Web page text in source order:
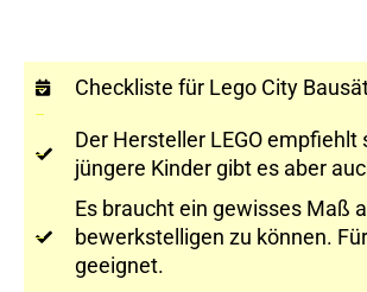
Checkliste für Lego City
Der Hersteller LEGO
jüngere Kinder gibt es aber
Es braucht ein gewisses Maß
bewerkstelligen zu können.
geeignet.